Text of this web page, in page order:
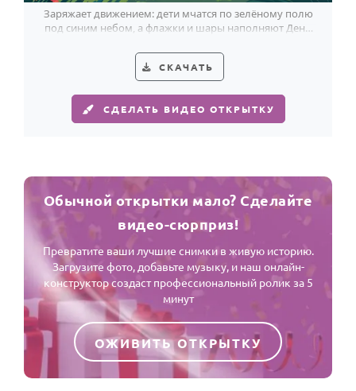
Заряжает движением: дети мчатся по зелёному полю
под синим небом, а флажки и шары наполняют День
СКАЧАТЬ
СДЕЛАТЬ ВИДЕО ОТКРЫТКУ
Обычной открытки мало? Сделайте
видео-сюрприз!
Превратите ваши лучшие снимки в живую историю.
Загрузите фото, добавьте музыку, и наш онлайн-
конструктор создаст профессиональный ролик за 5
минут
ОЖИВИТЬ ОТКРЫТКУ